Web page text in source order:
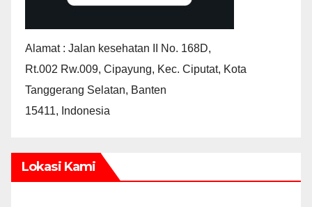
Alamat : Jalan kesehatan II No. 168D,
Rt.002 Rw.009, Cipayung, Kec. Ciputat, Kota
Tanggerang Selatan, Banten
15411, Indonesia
Lokasi Kami